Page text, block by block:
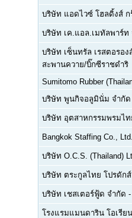
บริษัท แอดไวซ์ โฮลดิ้งส์ ก
บริษัท เค.แอล.เมทัลพาร์ท
บริษัท เซ็นทรัล เรสตอรอง
สะพานควาย/บิ๊กซีราชดำริ
Sumitomo Rubber
บริษัท พูนกิจอลูมินั่ม จำกัด
บริษัท อุตสาหกรรมพรมไ
Bangkok Staffing Co., Ltd.
บริษัท O.C.S. (Thailand)
บริษัท ตระกูลไทย โปรดัก
บริษัท เชสเตอร์ฟู้ด จำกัด -
โรงแรมแมนดาริน โอเรีย